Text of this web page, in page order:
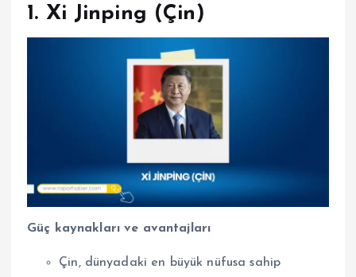
1. Xi Jinping (Çin)
Güç kaynakları ve avantajları
Çin, dünyadaki en büyük nüfusa sahip